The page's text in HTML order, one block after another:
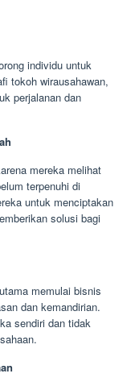
individu untuk
tokoh wirausahawan,
perjalanan dan
mereka melihat
terpenuhi di
untuk menciptakan
solusi bagi
memulai bisnis
dan kemandirian.
sendiri dan tidak